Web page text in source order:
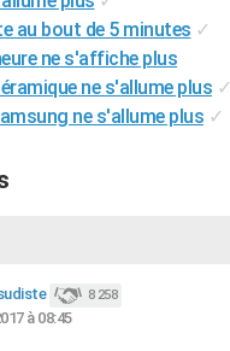
au bout de 5 minutes ✓
ne s'affiche plus
ne s'allume plus ✓
ne s'allume plus ✓
8 258
à 08:45